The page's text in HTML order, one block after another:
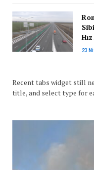
23
Recent tabs widget still
title, and select type for